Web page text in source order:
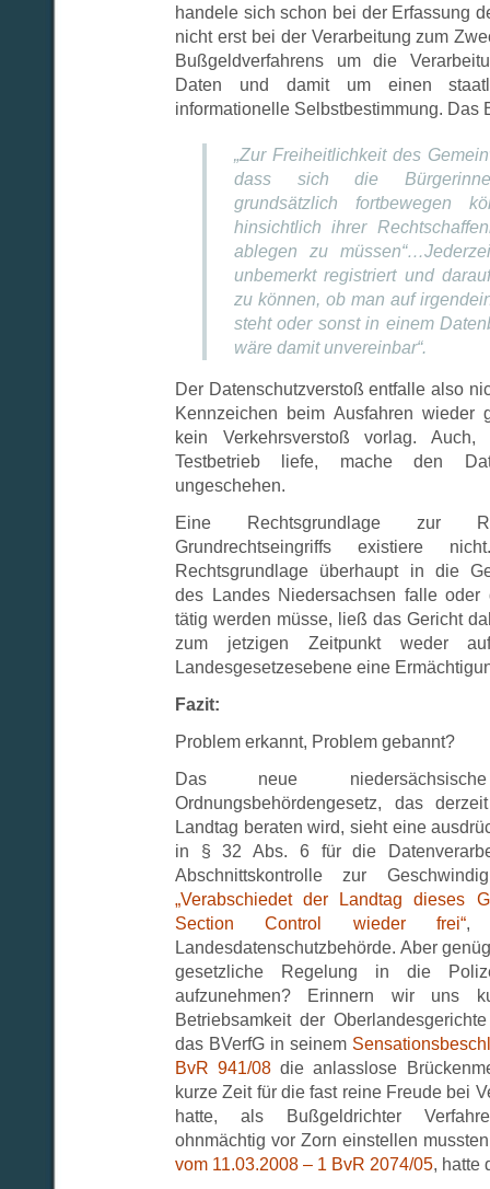
handele sich schon bei der Erfassung
nicht erst bei der Verarbeitung zum
Bußgeldverfahrens um die
Daten und damit um einen
informationelle Selbstbestimmung. Das
„Zur Freiheitlichkeit des
dass sich die
grundsätzlich fortbewegen
hinsichtlich ihrer
ablegen zu
unbemerkt registriert und
zu können, ob man auf
steht oder sonst in einem
wäre damit unvereinbar“.
Der Datenschutzverstoß entfalle also
Kennzeichen beim Ausfahren wieder
kein Verkehrsverstoß vorlag.
Testbetrieb liefe, mache den
ungeschehen.
Eine Rechtsgrundlage zur
Grundrechtseingriffs existiere
Rechtsgrundlage überhaupt in die
des Landes Niedersachsen falle oder
tätig werden müsse, ließ das Gericht
zum jetzigen Zeitpunkt weder
Landesgesetzesebene eine
Fazit:
Problem erkannt, Problem gebannt?
Das neue
Ordnungsbehördengesetz, das
Landtag beraten wird, sieht eine
in § 32 Abs. 6 für die
Abschnittskontrolle zur
„Verabschiedet der Landtag dieses
Section Control wieder frei“,
Landesdatenschutzbehörde. Aber
gesetzliche Regelung in die
aufzunehmen? Erinnern wir uns
Betriebsamkeit der
das BVerfG in seinem
BvR 941/08 die anlasslose
kurze Zeit für die fast reine Freude bei
hatte, als Bußgeldrichter
ohnmächtig vor Zorn einstellen
vom 11.03.2008 – 1 BvR 2074/05, hatte